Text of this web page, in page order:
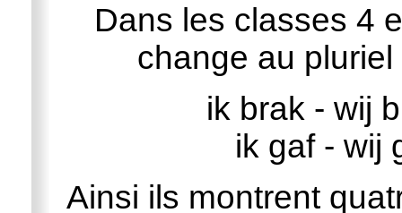
Dans les classes 4
change au
ik brak - wij
ik gaf - wij
Ainsi ils montrent